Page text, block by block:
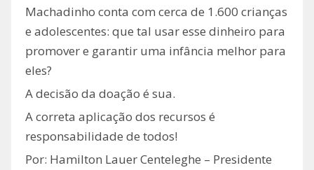
Machadinho conta com cerca de 1.600 crianças
e adolescentes: que tal usar esse dinheiro para
promover e garantir uma infância melhor para
eles?
A decisão da doação é sua.
A correta aplicação dos recursos é
responsabilidade de todos!
Por: Hamilton Lauer Centeleghe – Presidente